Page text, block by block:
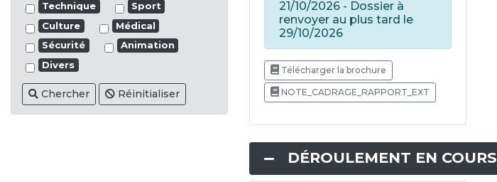
Technique
Sport
Culture
Médical
Sécurité
Animation
Divers
Chercher Réinitialiser
21/10/2026 - Dossier à
renvoyer au plus tard le
29/10/2026
Télécharger la brochure
NOTE_CADRAGE_RAPPORT_EXT
DÉROULEMENT EN COURS